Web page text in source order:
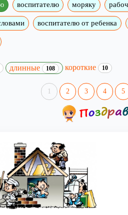
воспитателю моряку
воспитателю от ребенка
длинные 108 короткие 10
1 2 3 4 5